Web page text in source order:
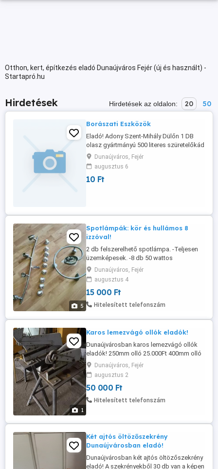
Otthon, kert, építkezés eladó Dunaújváros Fejér (új és használt) -
Startapró.hu
Hirdetések Hirdetések az oldalon: 20 50
Borászati Eszközök
Eladó! Adony Szent-Mihály Dülőn 1 DB
olasz gyártmányú 500 literes szüretelőkád
csappal szűrővel. 2 Db prés 85, 40 literes ,
1 Db 85 literes boroshordó bükkfából
készült 2 DB alumínium puttony 20-20
literes 1 DB olasz gyártmányú motoros
Dunaújváros, Fejér
augusztus 6
10 Ft
5
Spotlámpák: kör és hullámos 8
izzóval!
2 db felszerelhető spotlámpa. -Teljesen
üzemképesek. -8 db 50 wattos
üzemképes izzóval.
Dunaújváros, Fejér
augusztus 4
15 000 Ft
Hitelesített telefonszám
1
Karos lemezvágó ollók eladók!
Dunaújvárosban karos lemezvágó ollók
eladók! 250mm olló 25.000Ft 400mm olló
50.000Ft
Dunaújváros, Fejér
augusztus 2
50 000 Ft
Hitelesített telefonszám
Két ajtós öltözőszekrény
Dunaújvárosban eladó!
Dunaújvárosban két ajtós öltözőszekrény
eladó! A szekrényekből 30 db van a képen